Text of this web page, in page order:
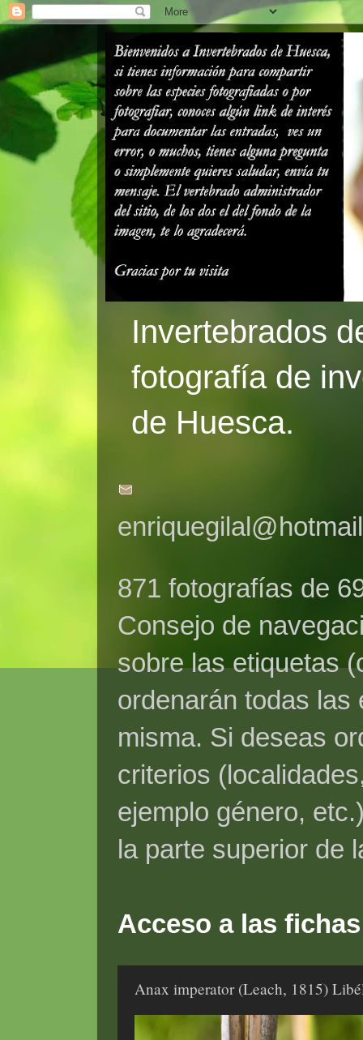
Invertebrados
fotografía de
de Huesca.
871 fotografías de
Consejo de
sobre las etiquetas
ordenarán todas las
misma. Si deseas
criterios
ejemplo género,
la parte superior de
Acceso a las
Anax imperator (Leach, 1815)